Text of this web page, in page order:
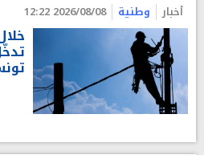
أخبار وطنية 2026/08/08 12:22